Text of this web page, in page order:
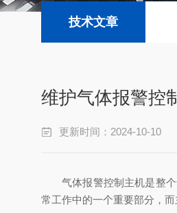
技术文章
维护气体报警控
更新时间：2024-10-10
气体报警控制主机是整
常工作中的一个重要部分，